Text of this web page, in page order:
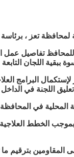
لمحافظة تعز ،
تفاصيل عمل
اللجان التابعة
مليون ومائتين الف دولار
اللجنة في
في
الخطط العلاجية
بترقيم